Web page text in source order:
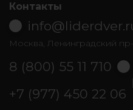
Контакты
Москва, Ленинградский пр-
8 (800) 55 11 710
+7 (977) 450 22 06